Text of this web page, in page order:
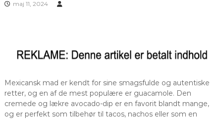
maj 11, 2024
Mexicansk mad er kendt for sine smagsfulde og autentiske
retter, og en af de mest populære er guacamole. Den
cremede og lækre avocado-dip er en favorit blandt mange,
og er perfekt som tilbehør til tacos, nachos eller som en